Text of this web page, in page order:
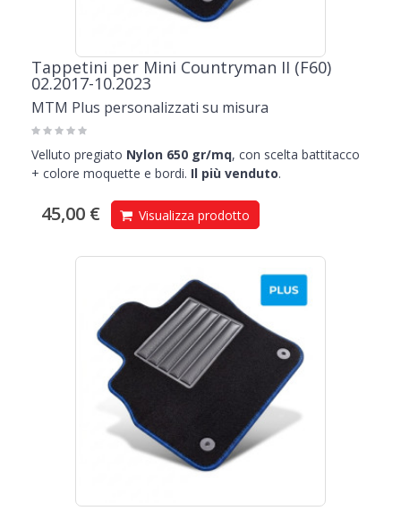
Tappetini per Mini Countryman II (F60)
02.2017-10.2023
MTM Plus personalizzati su misura
Velluto pregiato Nylon 650 gr/mq, con scelta battitacco
+ colore moquette e bordi. Il più venduto.
45,00 € Visualizza prodotto